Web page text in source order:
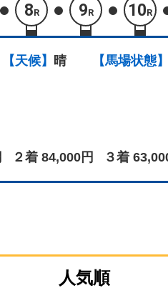
8R 9R 10R
【天候】 晴 【馬場状態】
２着 84,000円 ３着
人気順